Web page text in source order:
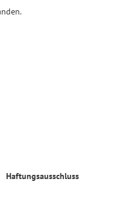
Haftungsausschluss